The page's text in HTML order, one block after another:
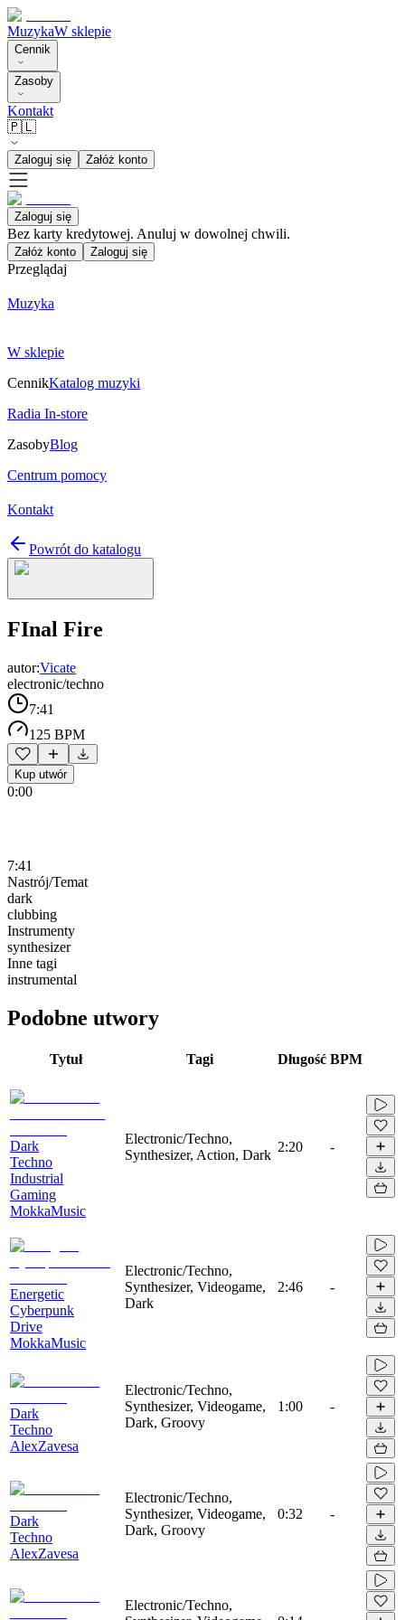
MuzykaW sklepie
Cennik
Zasoby
Kontakt
🇵🇱
Zaloguj się Załóż konto
Zaloguj się
Bez karty kredytowej. Anuluj w dowolnej chwili.
Załóż konto Zaloguj się
Przeglądaj
Muzyka
W sklepie
CennikKatalog muzyki
Radia In-store
ZasobyBlog
Centrum pomocy
Kontakt
Powrót do katalogu
FInal Fire
autor:Vicate
electronic/techno
7:41
125 BPM
Kup utwór
0:00
7:41
Nastrój/Temat
dark
clubbing
Instrumenty
synthesizer
Inne tagi
instrumental
Podobne utwory
Tytuł Tagi Długość BPM
Dark
Techno
Industrial
Gaming
MokkaMusic
Electronic/Techno,
Synthesizer, Action, Dark
2:20 -
Energetic
Cyberpunk
Drive
MokkaMusic
Electronic/Techno,
Synthesizer, Videogame,
Dark
2:46 -
Dark
Techno
AlexZavesa
Electronic/Techno,
Synthesizer, Videogame,
Dark, Groovy
1:00 -
Dark
Techno
AlexZavesa
Electronic/Techno,
Synthesizer, Videogame,
Dark, Groovy
0:32 -
Electronic/Techno,